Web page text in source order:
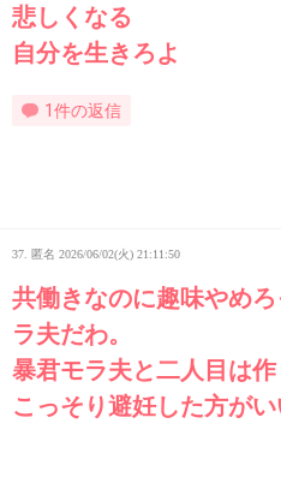
悲しくなる
自分を生きろよ
1件の返信
37. 匿名 2026/06/02(火) 21:11:50
共働きなのに趣味やめ
ラ夫だわ。
暴君モラ夫と二人目は作
こっそり避妊した方がい